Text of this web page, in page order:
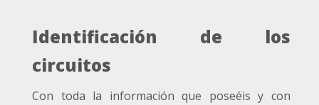
Identificación de los
circuitos
Con toda la información que poseéis y con